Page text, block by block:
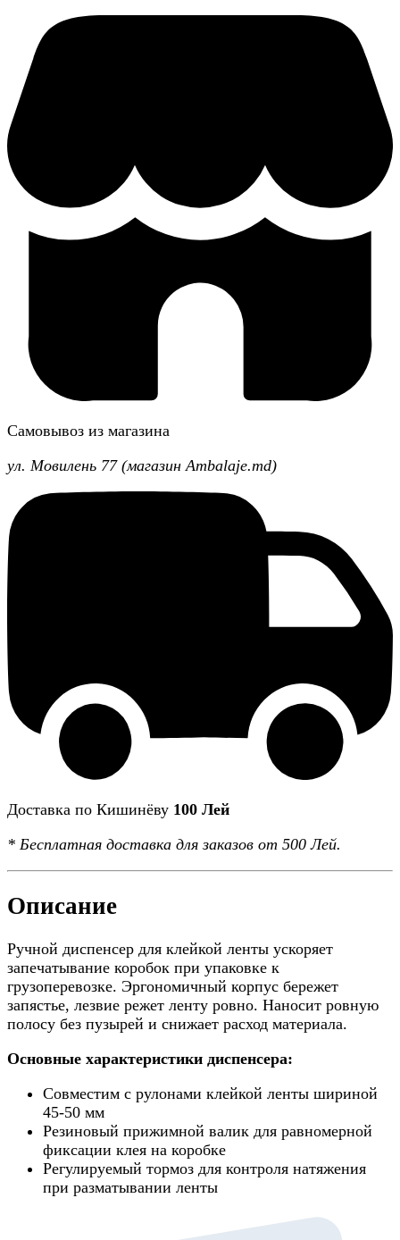
Самовывоз из магазина
ул. Мовилень 77 (магазин Ambalaje.md)
Доставка по Кишинёву 100 Лей
* Бесплатная доставка для заказов от 500 Лей.
Описание
Ручной диспенсер для клейкой ленты ускоряет
запечатывание коробок при упаковке к
грузоперевозке. Эргономичный корпус бережет
запястье, лезвие режет ленту ровно. Наносит ровную
полосу без пузырей и снижает расход материала.
Основные характеристики диспенсера:
Совместим с рулонами клейкой ленты шириной
45-50 мм
Резиновый прижимной валик для равномерной
фиксации клея на коробке
Регулируемый тормоз для контроля натяжения
при разматывании ленты